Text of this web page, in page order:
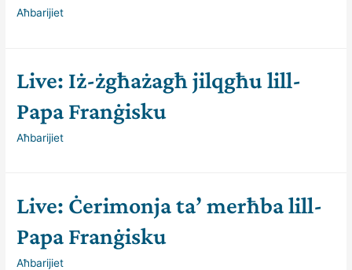
ningħaqdu
nħabirku
paċi
madwarna
President
Malta
Aħbarijiet
Live: Iż-żgħażagħ jilqgħu lill-
Papa Franġisku
Aħbarijiet
Live: Ċerimonja ta’ merħba lill-
Papa Franġisku
Aħbarijiet